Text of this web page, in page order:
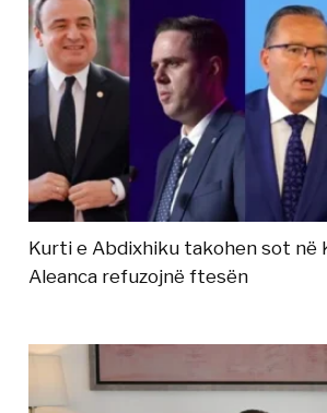
Kurti e Abdixhiku takohen sot në
Aleanca refuzojnë ftesën